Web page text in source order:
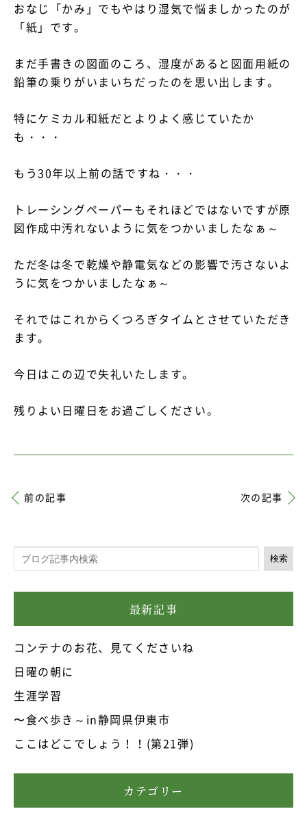
おなじ「かみ」でもやはり湿気で悩ましかったのが
「紙」です。
まだ手書きの図面のころ、湿度があると図面用紙の
鉛筆の乗りがいまいちだったのを思い出します。
特にケミカル和紙だとよりよく感じていたか
も・・・
もう30年以上前の話ですね・・・
トレーシングペーパーもそれほどではないですが原
図作成中汚れないように気をつかいましたなぁ～
ただ冬は冬で乾燥や静電気などの影響で汚さないよ
うに気をつかいましたなぁ～
それではこれからくつろぎタイムとさせていただき
ます。
今日はこの辺で失礼いたします。
残りよい日曜日をお過ごしください。
前の記事 次の記事
検索
最新記事
コンテナのお花、見てくださいね
日曜の朝に
生涯学習
〜食べ歩き～in静岡県伊東市
ここはどこでしょう！！(第21弾)
カテゴリー